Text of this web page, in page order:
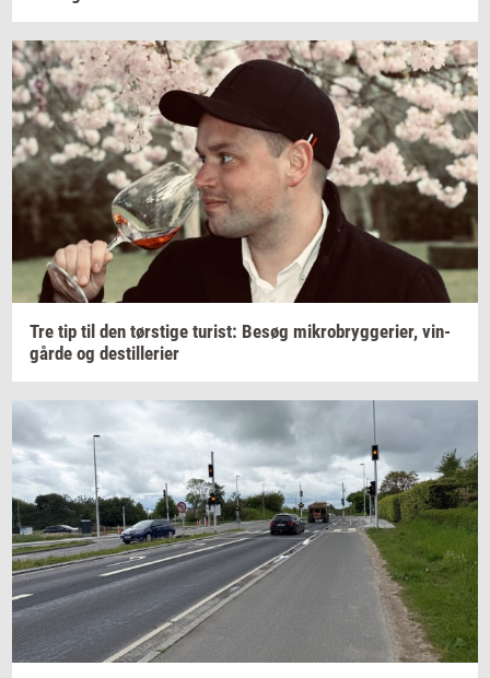
Tre tip til den tørsti­ge turist: Besøg mi­kro­bryg­ge­ri­er, vin­
går­de og destil­le­ri­er